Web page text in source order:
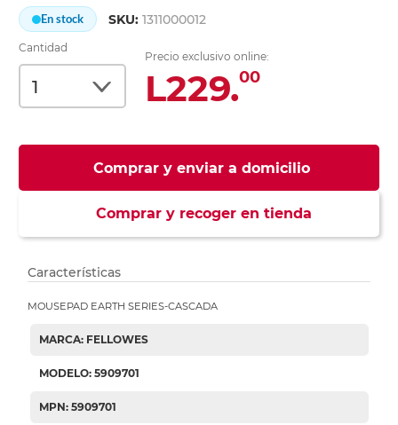
En stock SKU:1311000012
Cantidad
Precio exclusivo online:
L229.00
Comprar y enviar a domicilio
Comprar y recoger en tienda
Características
MOUSEPAD EARTH SERIES-CASCADA
MARCA: FELLOWES
MODELO: 5909701
MPN: 5909701